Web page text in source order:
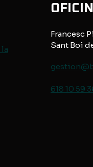
la
Francesc
Sant Boi
618 10 59